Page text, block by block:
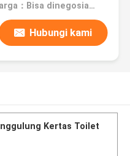
Harga：Bisa dinegosiasikan
Hubungi kami
Kertas Toilet